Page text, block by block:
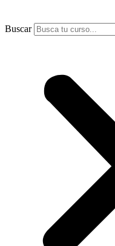
Buscar